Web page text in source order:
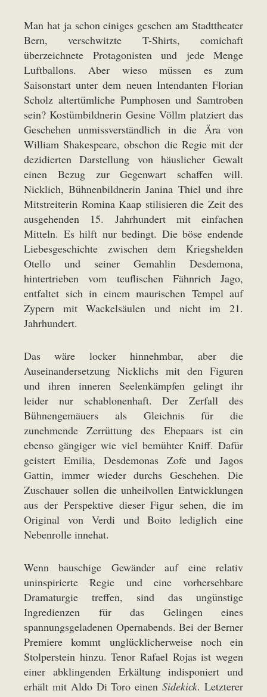
Man hat ja schon einiges gesehen am Stadttheater
Bern, verschwitzte T-Shirts, comichaft
überzeichnete Protagonisten und jede Menge
Luftballons. Aber wieso müssen es zum
Saisonstart unter dem neuen Intendanten Florian
Scholz altertümliche Pumphosen und Samtroben
sein? Kostümbildnerin Gesine Völlm platziert das
Geschehen unmissverständlich in die Ära von
William Shakespeare, obschon die Regie mit der
dezidierten Darstellung von häuslicher Gewalt
einen Bezug zur Gegenwart schaffen will.
Nicklich, Bühnenbildnerin Janina Thiel und ihre
Mitstreiterin Romina Kaap stilisieren die Zeit des
ausgehenden 15. Jahrhundert mit einfachen
Mitteln. Es hilft nur bedingt. Die böse endende
Liebesgeschichte zwischen dem Kriegshelden
Otello und seiner Gemahlin Desdemona,
hintertrieben vom teuflischen Fähnrich Jago,
entfaltet sich in einem maurischen Tempel auf
Zypern mit Wackelsäulen und nicht im 21.
Jahrhundert.
Das wäre locker hinnehmbar, aber die
Auseinandersetzung Nicklichs mit den Figuren
und ihren inneren Seelenkämpfen gelingt ihr
leider nur schablonenhaft. Der Zerfall des
Bühnengemäuers als Gleichnis für die
zunehmende Zerrüttung des Ehepaars ist ein
ebenso gängiger wie viel bemühter Kniff. Dafür
geistert Emilia, Desdemonas Zofe und Jagos
Gattin, immer wieder durchs Geschehen. Die
Zuschauer sollen die unheilvollen Entwicklungen
aus der Perspektive dieser Figur sehen, die im
Original von Verdi und Boito lediglich eine
Nebenrolle innehat.
Wenn bauschige Gewänder auf eine relativ
uninspirierte Regie und eine vorhersehbare
Dramaturgie treffen, sind das ungünstige
Ingredienzen für das Gelingen eines
spannungsgeladenen Opernabends. Bei der Berner
Premiere kommt unglücklicherweise noch ein
Stolperstein hinzu. Tenor Rafael Rojas ist wegen
einer abklingenden Erkältung indisponiert und
erhält mit Aldo Di Toro einenSidekick. Letzterer